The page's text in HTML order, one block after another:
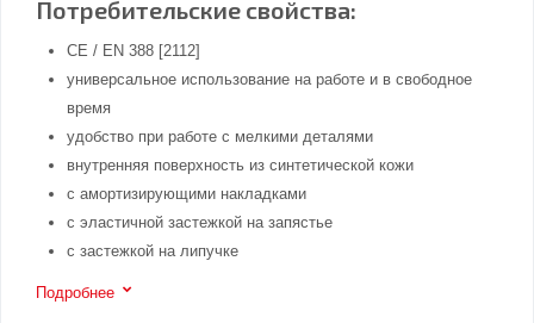
Потребительские свойства:
CE / EN 388 [2112]
универсальное использование на работе и в свободное
время
удобство при работе с мелкими деталями
внутренняя поверхность из синтетической кожи
с амортизирующими накладками
с эластичной застежкой на запястье
с застежкой на липучке
Подробнее